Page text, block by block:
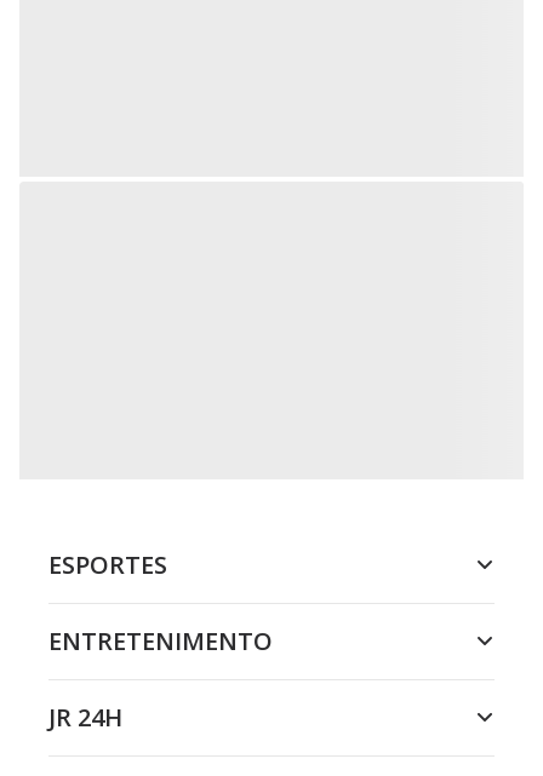
ESPORTES
ENTRETENIMENTO
JR 24H